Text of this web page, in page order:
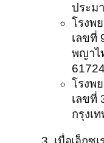
ประม
โรงพ
เลขที่
พญาไ
โรงพ
เลขที่
กรุงเ